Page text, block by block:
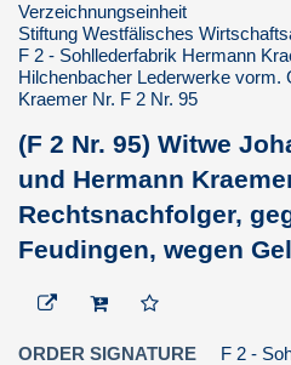
(F 2 Nr.
Kraemer,
(F 2 Nr.
Kraemer,
(F 2 Nr.
(F 2 Nr.
Verzeichnungseinheit
Stiftung Westfälisches
F 2 - Sohllederfabrik Hermann
Hilchenbacher Lederwerke vorm.
Kraemer Nr. F 2 Nr. 95
(F 2 Nr. 95) Witwe
und Hermann
Rechtsnachfolger,
Feudingen, wegen
ORDER SIGNATURE
F 2 -